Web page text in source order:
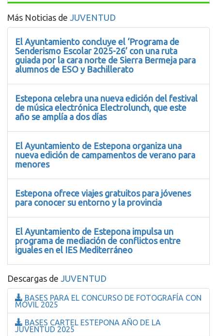
Más Noticias de JUVENTUD
El Ayuntamiento concluye el ‘Programa de
Senderismo Escolar 2025-26’ con una ruta
guiada por la cara norte de Sierra Bermeja para
alumnos de ESO y Bachillerato
Estepona celebra una nueva edición del festival
de música electrónica Electrolunch, que este
año se amplía a dos días
El Ayuntamiento de Estepona organiza una
nueva edición de campamentos de verano para
menores
Estepona ofrece viajes gratuitos para jóvenes
para conocer su entorno y la provincia
El Ayuntamiento de Estepona impulsa un
programa de mediación de conflictos entre
iguales en el IES Mediterráneo
Descargas de JUVENTUD
BASES PARA EL CONCURSO DE FOTOGRAFÍA CON
MÓVIL 2025
BASES CARTEL ESTEPONA AÑO DE LA
JUVENTUD 2025